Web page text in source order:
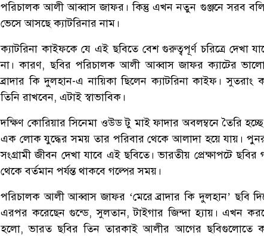
পরিচালক আলী আব্বাস জাফর। কিন্তু এখন নতুন গুঞ্জনে সরব
ভেসে আসছে ক্যাটরিনার নাম।
ক্যাটরিনা কাইফকে যে এই ছবিতে বেশ গুরুত্বপূর্ণ চরিত্রে দেখা
না। কারণ, ছবির পরিচালক আলী আব্বাস জাফর ক্যাটের
ব্রাদার কি দুলহান-এ নায়িকা ছিলেন ক্যাটরিনা কাইফ। সুতরাং
তিনি রাখবেন, এটাই স্বাভাবিক।
দক্ষিণ কোরিয়ার সিনেমা ওউড টু মাই ফাদার অবলম্বনে তৈরি
এক লোক যুদ্ধের সময় তার পরিবার থেকে আলাদা হয়ে যায়।
সংগ্রামী জীবন দেখা যাবে এই ছবিতে। ভারতীয় প্রেক্ষাপটে
থেকে বর্তমান পর্যন্ত থাকবে গল্পের সময়।
পরিচালক আলী আব্বাস জাফর ‘মেরে ব্রাদার কি দুলহান’ ছবি
এরপর করেছেন গুন্ডে, সুলতান, টাইগার জিন্দা হ্যায়। এখন
হলো, ভারত ছবির তিন তারকাই আলীর আগের ছবিগুলোতে